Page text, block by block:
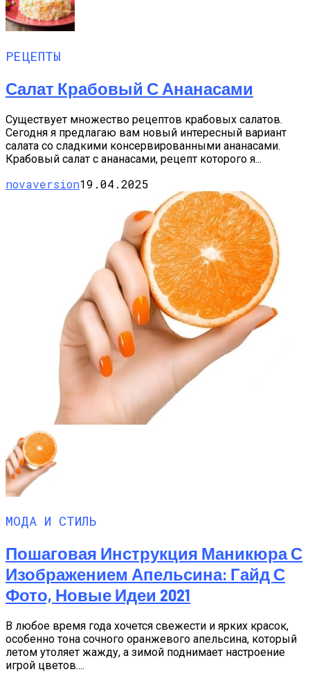
РЕЦЕПТЫ
Салат Крабовый С Ананасами
Существует множество рецептов крабовых салатов.
Сегодня я предлагаю вам новый интересный вариант
салата со сладкими консервированными ананасами.
Крабовый салат с ананасами, рецепт которого я...
novaversion19.04.2025
МОДА И СТИЛЬ
Пошаговая Инструкция Маникюра С
Изображением Апельсина: Гайд С
Фото, Новые Идеи 2021
В любое время года хочется свежести и ярких красок,
особенно тона сочного оранжевого апельсина, который
летом утоляет жажду, а зимой поднимает настроение
игрой цветов....